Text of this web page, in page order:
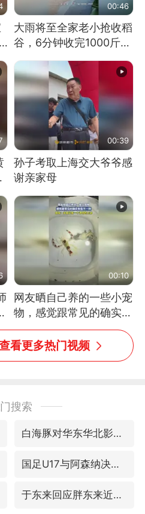
00:46
大雨将至全家老小抢收稻
谷，6分钟收完1000斤，
00:39
孙子考取上海交大爷爷感
谢亲家母
00:10
网友晒自己养的一些小宠
物，感觉跟常见的确实有
些不一样
看更多热门视频
搜索
白海豚对华东华北影响会大于巴威
国足U17与阿森纳决赛取消 并列冠军
于东来回应胖东来近25年老店年底关闭